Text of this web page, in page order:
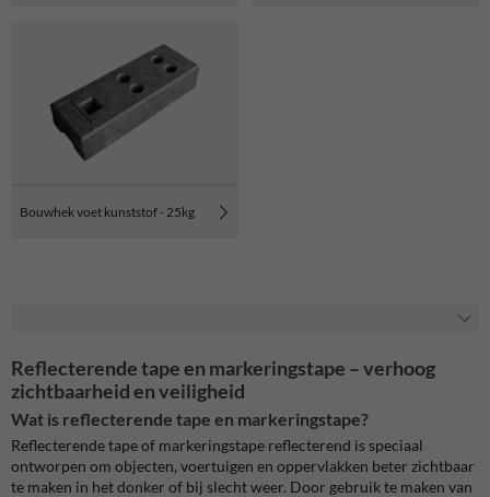
Bouwhek voet kunststof - 25kg
Reflecterende tape en markeringstape – verhoog
zichtbaarheid en veiligheid
Wat is reflecterende tape en markeringstape?
Reflecterende tape of markeringstape reflecterend is speciaal
ontworpen om objecten, voertuigen en oppervlakken beter zichtbaar
te maken in het donker of bij slecht weer. Door gebruik te maken van